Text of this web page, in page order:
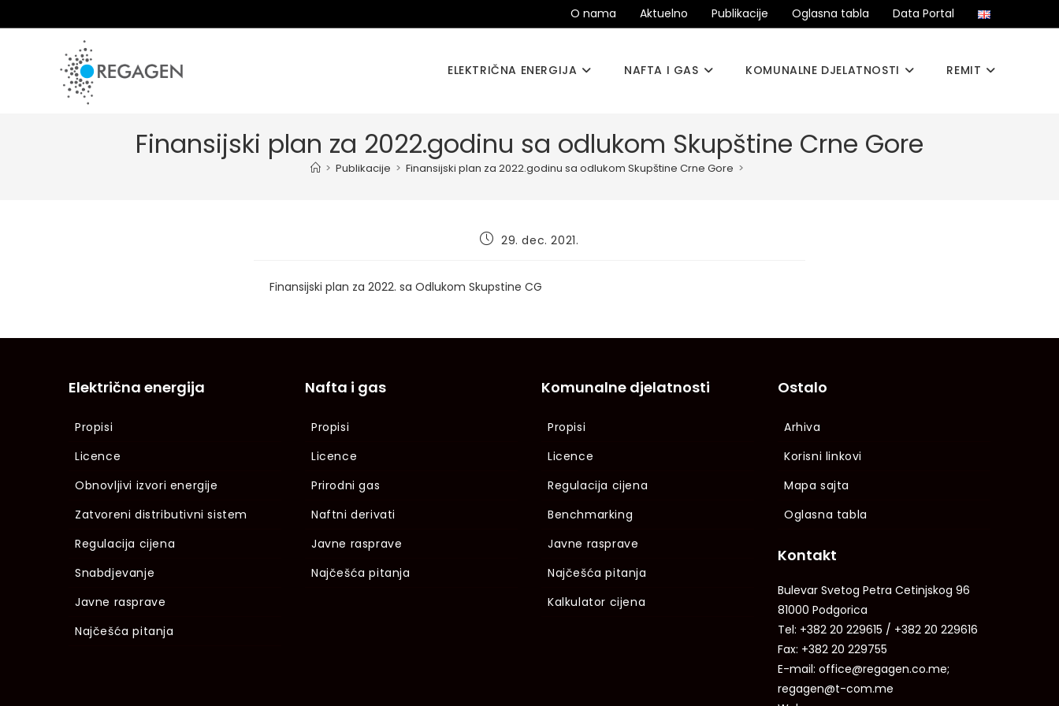
to
O nama Aktuelno Publikacije Oglasna tabla Data Portal
ELEKTRIČNA ENERGIJA NAFTA I GAS KOMUNALNE DJELATNOSTI REMIT
Finansijski plan za 2022.godinu sa odlukom Skupštine Crne Gore
> Publikacije > Finansijski plan za 2022.godinu sa odlukom Skupštine Crne Gore >
Post29. dec. 2021.
Finansijski plan za 2022. sa Odlukom Skupstine CG
Električna energija
Propisi
Licence
Obnovljivi izvori energije
Zatvoreni distributivni sistem
Regulacija cijena
Snabdjevanje
Javne rasprave
Najčešća pitanja
Nafta i gas
Propisi
Licence
Prirodni gas
Naftni derivati
Javne rasprave
Najčešća pitanja
Komunalne djelatnosti
Propisi
Licence
Regulacija cijena
Benchmarking
Javne rasprave
Najčešća pitanja
Kalkulator cijena
Ostalo
Arhiva
Korisni linkovi
Mapa sajta
Oglasna tabla
Kontakt
Bulevar Svetog Petra Cetinjskog 96
81000 Podgorica
Tel: +382 20 229615 / +382 20 229616
Fax: +382 20 229755
E-mail: office@regagen.co.me;
regagen@t-com.me